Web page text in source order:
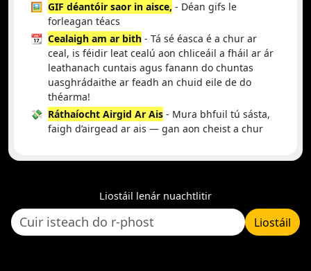
🖼️ GIF déantóir saor in aisce, - Déan gifs le
forleagan téacs
📆 Cealaigh am ar bith - Tá sé éasca é a chur ar
ceal, is féidir leat cealú aon chliceáil a fháil ar ár
leathanach cuntais agus fanann do chuntas
uasghrádaithe ar feadh an chuid eile de do
théarma!
💸 Ráthaíocht Airgid Ar Ais - Mura bhfuil tú sásta,
faigh d’airgead ar ais — gan aon cheist a chur
Liostáil lenár nuachtlitir
Liostáil